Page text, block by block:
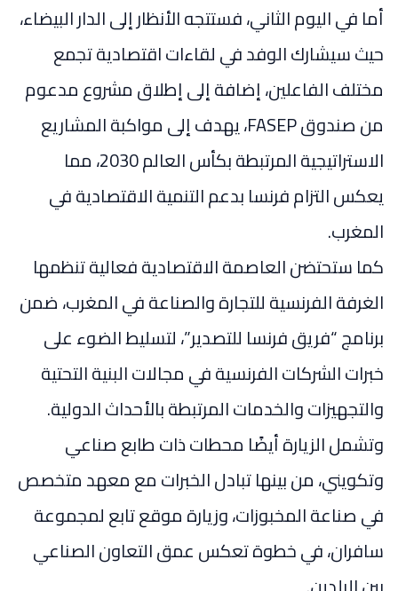
أما في اليوم الثاني، فستتجه الأنظار إلىالدار البيضاء،
حيث سيشارك الوفد في لقاءات اقتصادية تجمع
مختلف الفاعلين، إضافة إلى إطلاق مشروع مدعوم
من صندوق FASEP، يهدف إلى مواكبة المشاريع
الاستراتيجية المرتبطة بكأس العالم 2030، مما
يعكس التزام فرنسا بدعم التنمية الاقتصادية في
المغرب.
كما ستحتضن العاصمة الاقتصادية فعالية تنظمها
الغرفة الفرنسية للتجارة والصناعة في المغرب، ضمن
برنامج “فريق فرنسا للتصدير”، لتسليط الضوء على
خبرات الشركات الفرنسية في مجالات البنية التحتية
والتجهيزات والخدمات المرتبطة بالأحداث الدولية.
وتشمل الزيارة أيضًا محطات ذات طابع صناعي
وتكويني، من بينها تبادل الخبرات مع معهد متخصص
في صناعة المخبوزات، وزيارة موقع تابع لمجموعة
سافران، في خطوة تعكس عمق التعاون الصناعي